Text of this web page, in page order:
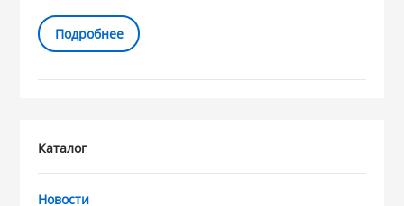
Подробнее
Каталог
Новости